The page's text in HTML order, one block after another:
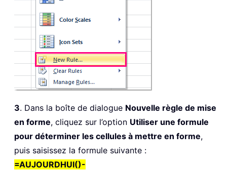
3. Dans la boîte de dialogue Nouvelle règle de mise
en forme, cliquez sur l’option Utiliser une formule
pour déterminer les cellules à mettre en forme,
puis saisissez la formule suivante :
=AUJOURDHUI()-